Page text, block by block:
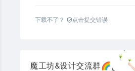
下载不了？ 点击提交错误
魔工坊&设计交流群🌈